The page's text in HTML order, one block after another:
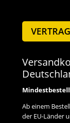
Ab einem
der EU-Länder